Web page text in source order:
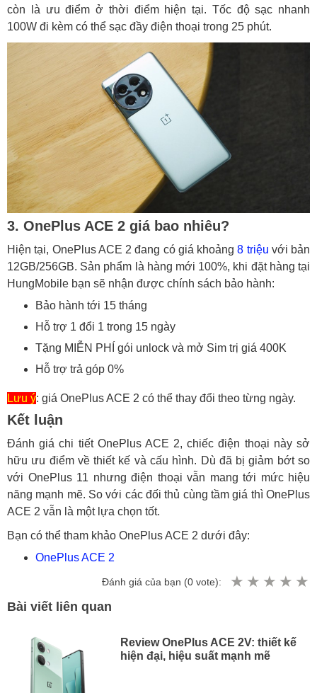
còn là ưu điểm ở thời điểm hiện tại. Tốc độ sạc nhanh
100W đi kèm có thể sạc đầy điện thoại trong 25 phút.
3. OnePlus ACE 2 giá bao nhiêu?
Hiện tại, OnePlus ACE 2 đang có giá khoảng8 triệu với bản
12GB/256GB. Sản phẩm là hàng mới 100%, khi đặt hàng tại
HungMobile bạn sẽ nhận được chính sách bảo hành:
Bảo hành tới 15 tháng
Hỗ trợ 1 đổi 1 trong 15 ngày
Tặng MIỄN PHÍ gói unlock và mở Sim trị giá 400K
Hỗ trợ trả góp 0%
Lưu ý: giá OnePlus ACE 2 có thể thay đổi theo từng ngày.
Kết luận
Đánh giá chi tiết OnePlus ACE 2, chiếc điện thoại này sở
hữu ưu điểm về thiết kế và cấu hình. Dù đã bị giảm bớt so
với OnePlus 11 nhưng điện thoại vẫn mang tới mức hiệu
năng mạnh mẽ. So với các đối thủ cùng tầm giá thì OnePlus
ACE 2 vẫn là một lựa chọn tốt.
Bạn có thể tham khảo OnePlus ACE 2 dưới đây:
OnePlus ACE 2
Đánh giá của bạn (0 vote):
Bài viết liên quan
Review OnePlus ACE 2V: thiết kế
hiện đại, hiệu suất mạnh mẽ